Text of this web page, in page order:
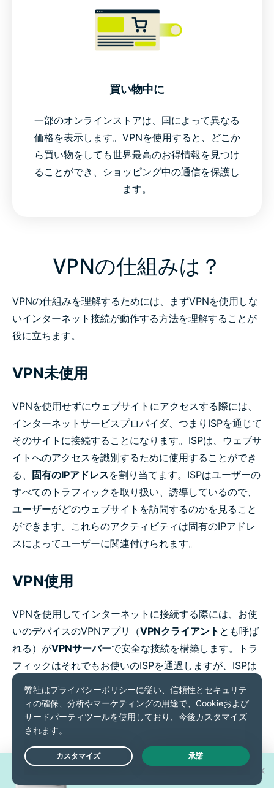
買い物中に
一部のオンラインストアは、国によって異なる
価格を表示します。VPNを使用すると、どこか
ら買い物をしても世界最高のお得情報を見つけ
ることができ、ショッピング中の通信を保護し
ます。
VPNの仕組みは？
VPNの仕組みを理解するためには、まずVPNを使用しな
いインターネット接続が動作する方法を理解することが
役に立ちます。
VPN未使用
VPNを使用せずにウェブサイトにアクセスする際には、
インターネットサービスプロバイダ、つまりISPを通じて
そのサイトに接続することになります。ISPは、ウェブサ
イトへのアクセスを識別するために使用することができ
る、 固有のIPアドレスを割り当てます。ISPはユーザーの
すべてのトラフィックを取り扱い、誘導しているので、
ユーザーがどのウェブサイトを訪問するのかを見ること
ができます。これらのアクティビティは固有のIPアドレ
スによってユーザーに関連付けられます。
VPN使用
VPNを使用してインターネットに接続する際には、お使
いのデバイスのVPNアプリ（VPNクライアント とも呼ば
れる）がVPNサーバーで安全な接続を構築します。トラ
フィックはそれでもお使いのISPを通過しますが、ISPは
最終目的地を読み込んだり見ることはできません。訪問
するウェブサイトはユーザーのオリジナルのIPアドレス
を見ることはできず、他の多数のユーザーが共有し、定
期的に変わるVPNサーバーのIPアドレスだけを見ること
になります。
Live Chat
新型iPhone 17 Proが